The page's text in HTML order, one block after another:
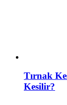
Tırnak
Kesilir?